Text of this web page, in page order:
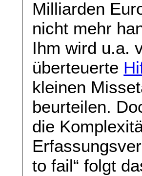
Milliarden
nicht mehr
Ihm wird u.a.
überteuerte
kleinen
beurteilen.
die
to fail“ folgt